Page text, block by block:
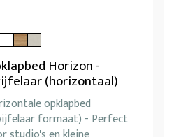
Horizon -
(horizontaal)
opklapbed
formaat) - Perfect